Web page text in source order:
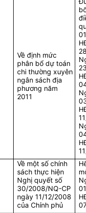
Về định mức
phân bổ dự toán
chi thường xuyên
ngân sách địa
phương năm
2011
Về một số chính
sách thực hiện
Nghị quyết số
30/2008/NQ-CP
ngày 11/12/2008
của Chính phủ